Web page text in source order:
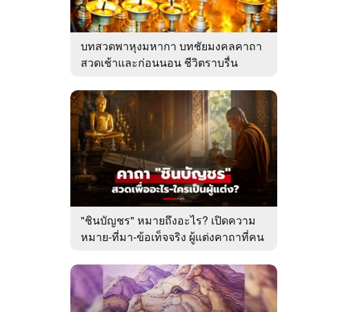
บทสวดพาหุงมหากา บทชัยมงคลคาถา
สวดเช้าและก่อนนอน ชีวิตราบรื่น
"ชินบัญชร" หมายถึงอะไร? เปิดความ
หมาย-ที่มา-ข้อเท็จจริง ผู้แต่งคาถาที่คน